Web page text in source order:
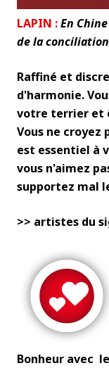
LAPIN :En
de la
Raffiné et
d'harmonie.
votre terrier et
Vous ne croyez
est essentiel à
vous n'aimez
supportez mal
>> artistes du
Bonheur avec